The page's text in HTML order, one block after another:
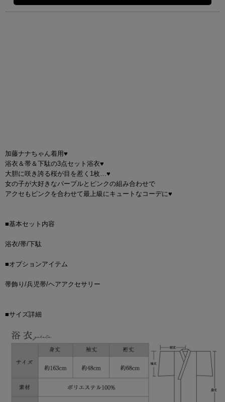
加藤ナナちゃん着用♥
浴衣＆帯＆下駄の3点セット浴衣♥
大胆に咲き誇る桜が目を惹く1枚…♥
女の子が大好きなパープルとピンクの組み合わせで
アクセもピンクを合わせて最上級にキュートなコーデに♥
■基本セット内容
浴衣/帯/下駄
■オプションアイテム
帯飾り/兵児帯/ヘアアクセサリー
■サイズ詳細